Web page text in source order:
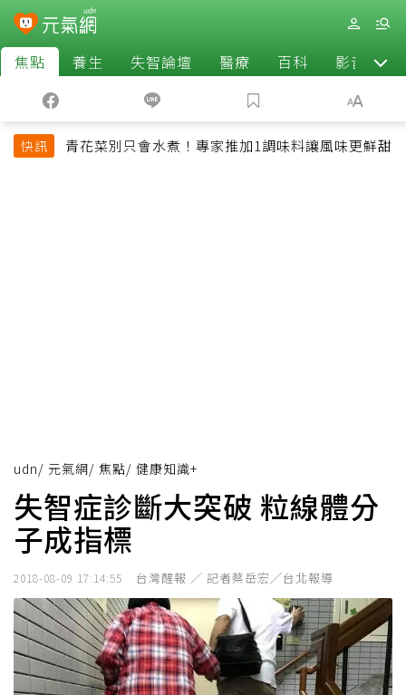
焦點 養生 失智論壇 醫療 百科 影音
快訊 青花菜別只會水煮！專家推加1調味料讓風味更鮮甜
udn/ 元氣網/ 焦點/ 健康知識+
失智症診斷大突破 粒線體分
子成指標
2018-08-09 17:14:55 台灣醒報 ／ 記者蔡岳宏╱台北報導